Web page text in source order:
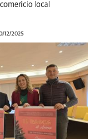
local
12/2025